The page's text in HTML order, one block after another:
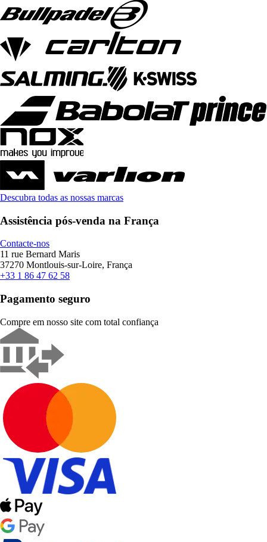
Descubra todas as nossas marcas
Assistência pós-venda na França
Contacte-nos
11 rue Bernard Maris
37270 Montlouis-sur-Loire, França
+33 1 86 47 62 58
Pagamento seguro
Compre em nosso site com total confiança